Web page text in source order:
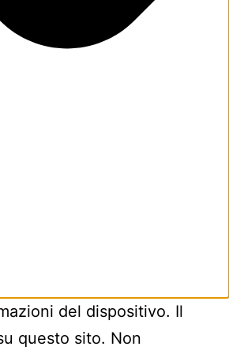
del dispositivo. Il
questo sito. Non